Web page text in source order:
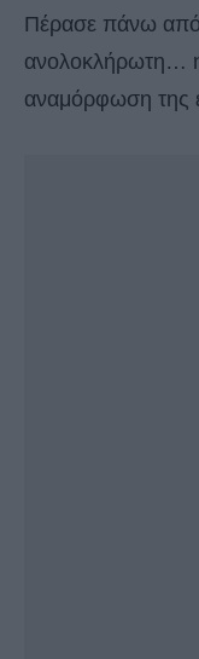
Πέρασε πάνω από
ανολοκλήρωτη…
αναμόρφωση της